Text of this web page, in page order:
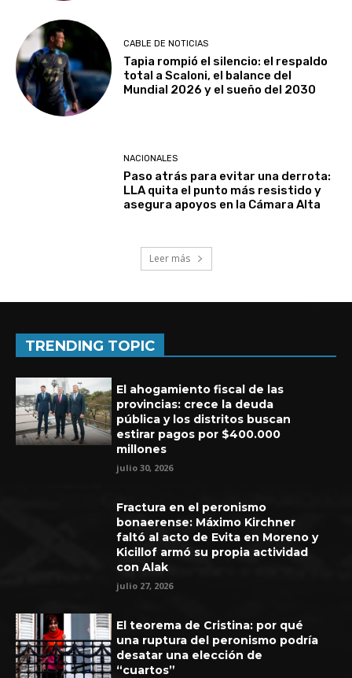
Experiencia de seis años en UEFA
CABLE DE NOTICIAS
Tapia rompió el silencio: el respaldo
total a Scaloni, el balance del
Mundial 2026 y el sueño del 2030
NACIONALES
Paso atrás para evitar una derrota:
LLA quita el punto más resistido y
asegura apoyos en la Cámara Alta
Leer más
TRENDING TOPIC
El ahogamiento fiscal de las
provincias: crece la deuda
pública y los distritos buscan
estirar pagos por $400.000
millones
julio 30, 2026
Fractura en el peronismo
bonaerense: Máximo Kirchner
faltó al acto de Evita en Moreno y
Kicillof armó su propia actividad
con Alak
julio 27, 2026
El teorema de Cristina: por qué
una ruptura del peronismo podría
desatar una elección de
“cuartos”